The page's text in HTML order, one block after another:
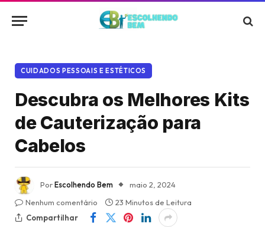
CUIDADOS PESSOAIS E ESTÉTICOS
Descubra os Melhores Kits
de Cauterização para
Cabelos
PorEscolhendo Bem
maio 2, 2024
Nenhum comentário
23 Minutos de Leitura
Compartilhar